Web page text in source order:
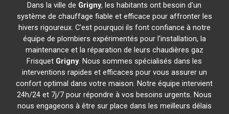
Dans la ville de Grigny, les habitants ont besoin d'un
système de chauffage fiable et efficace pour affronter les
hivers rigoureux. C'est pourquoi ils font confiance à notre
équipe de plombiers expérimentés pour l'installation, la
maintenance et la réparation de leurs chaudières gaz
Frisquet Grigny. Nous sommes spécialisés dans les
interventions rapides et efficaces pour vous assurer un
confort optimal dans votre maison. Notre équipe intervient
24h/24 et 7j/7 pour répondre à vos besoins urgents. Nous
nous engageons à être sur place dans les meilleurs délais